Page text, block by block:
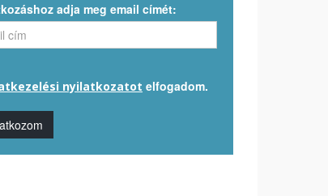
adja meg email címét:
nyilatkozatot elfogadom.